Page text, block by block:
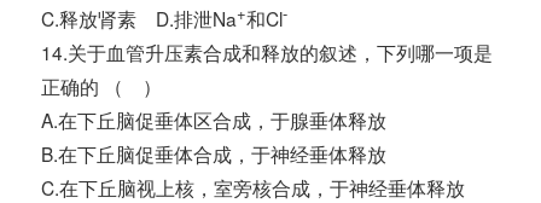
C.释放肾素 D.排泄Na+和Cl-
14.关于血管升压素合成和释放的叙述，下列哪一项是
正确的 （ ）
A.在下丘脑促垂体区合成，于腺垂体释放
B.在下丘脑促垂体合成，于神经垂体释放
C.在下丘脑视上核，室旁核合成，于神经垂体释放